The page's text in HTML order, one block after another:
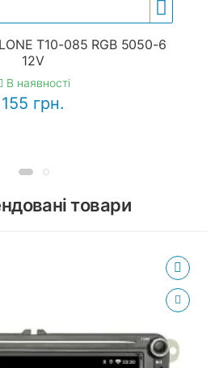
T10-085 RGB 5050-6
12V
В наявності
155 грн.
товари